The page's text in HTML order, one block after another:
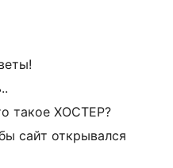
такое ХОСТЕР?
сайт открывался